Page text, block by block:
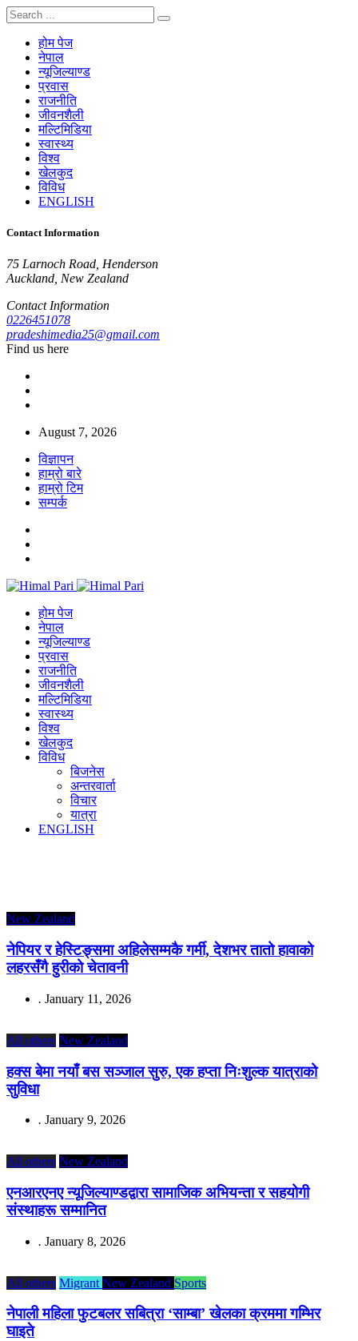
होम पेज
नेपाल
न्यूजिल्याण्ड
प्रवास
राजनीति
जीवनशैली
मल्टिमिडिया
स्वास्थ्य
विश्व
खेलकुद
विविध
ENGLISH
Contact Information
75 Larnoch Road, Henderson
Auckland, New Zealand
Contact Information
0226451078
pradeshimedia25@gmail.com
Find us here
August 7, 2026
विज्ञापन
हाम्रो बारे
हाम्रो टिम
सम्पर्क
होम पेज
नेपाल
न्यूजिल्याण्ड
प्रवास
राजनीति
जीवनशैली
मल्टिमिडिया
स्वास्थ्य
विश्व
खेलकुद
विविध
बिजनेस
अन्तरवार्ता
विचार
यात्रा
ENGLISH
New Zealand
नेपियर र हेस्टिङ्समा अहिलेसम्मकै गर्मी, देशभर तातो हावाको
लहरसँगै हुरीको चेतावनी
. January 11, 2026
All others New Zealand
हक्स बेमा नयाँ बस सञ्जाल सुरु, एक हप्ता निःशुल्क यात्राको
सुविधा
. January 9, 2026
All others New Zealand
एनआरएनए न्यूजिल्याण्डद्वारा सामाजिक अभियन्ता र सहयोगी
संस्थाहरू सम्मानित
. January 8, 2026
All others Migrant New Zealand Sports
नेपाली महिला फुटबलर सबित्रा ‘साम्बा’ खेलका क्रममा गम्भिर
घाइते